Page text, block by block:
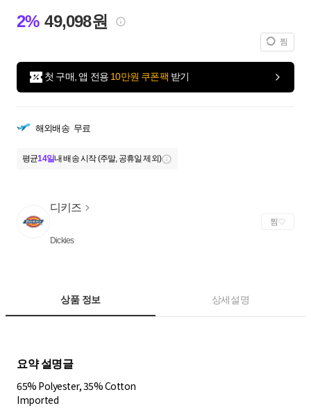
2% 49,098원
찜
첫 구매, 앱 전용 10만원 쿠폰팩 받기
해외배송 무료
평균14일내 배송 시작 (주말, 공휴일 제외)
디키즈
Dickies
찜
상품 정보 상세설명
요약 설명글
65% Polyester, 35% Cotton
Imported